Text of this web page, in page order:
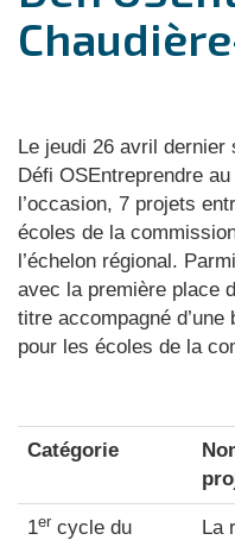
Le jeudi 26 avril dernier
Défi OSEntreprendre
l’occasion, 7 projets
écoles de la
l’échelon régional.
avec la première place
titre accompagné
pour les écoles de la
Catégorie
1er cycle du
La